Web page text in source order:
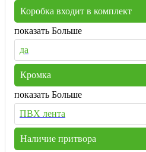
Коробка входит в комплект
показать Больше
да
Кромка
показать Больше
ПВХ лента
Наличие притвора